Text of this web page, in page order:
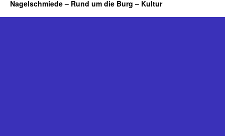
Nagelschmiede – Rund um die Burg – Kultur